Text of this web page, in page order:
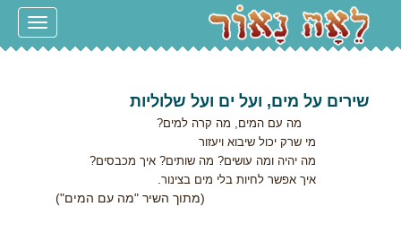
Toggle
שירים על מים, ועל ים ועל שלוליות
מה עם המים, מה קרה למים?
מי שרק יכול שיבוא ויעזור
מה יהיה ומה עושים? מה שותים? איך מכבסים?
איך אפשר לחיות בלי מים בצינור
(מתוך השיר "מה עם המים")